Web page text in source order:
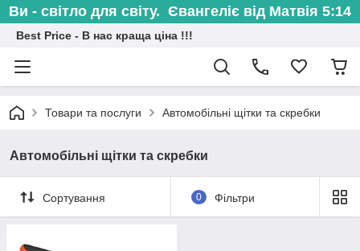
Ви - світло для світу. Євангеліє від Матвія 5:14
Best Price - В нас краща ціна !!!
Товари та послуги Автомобільні щітки та скребки
Автомобільні щітки та скребки
Сортування 0 Фільтри